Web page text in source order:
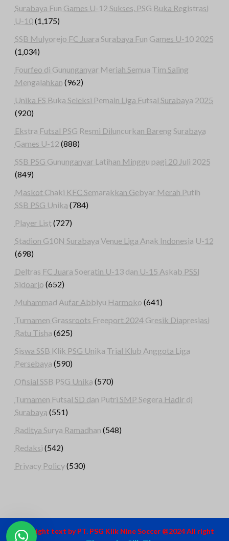
Surabaya Fun Games U-12 Sukses, PSG Buka Registrasi
U-10(1,175)
SSB Mulyorejo FC Juara Surabaya Fun Games U-10 2025
(1,034)
Fourfeo di Gununganyar Meriah Semua Tim Saling
Mengalahkan (962)
Unika FS Buka Seleksi Pemain Liga Futsal Surabaya 2025
(920)
Ekstra Futsal PSG Resmi Diluncurkan Bareng Surabaya
Games U-12 (888)
SSB PSG Gununganyar Latihan Minggu pagi 20 Juli 2025
(849)
Maskot Chaki KFC Semarakkan Gebyar Merah Putih
SSB PSG Unika (784)
Player List(727)
Stadion G10N Surabaya Venue Liga Anak Indonesia U-12
(698)
Deltras FC Juara Soeratin U-13 dan U-15 Askab PSSI
Sidoarjo (652)
Muhammad Aufar Abbiyu Harmoko (641)
Turnamen Grassroots Freeport 2024 Gresik Diapresiasi
Ratu Tisha (625)
Siswa SSB Klik PSG Unika Trial Klub Anggota Liga
Persebaya (590)
Ofisial SSB PSG Unika (570)
Turnamen Futsal SD dan Putri SMP Segera Hadir di
Surabaya (551)
Raditya Surya Ramadhan (548)
Redaksi (542)
Privacy Policy(530)
Copyright text by PT. PSG Klik Nine Soccer @2024 All right